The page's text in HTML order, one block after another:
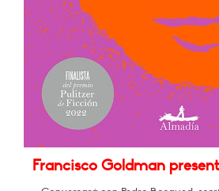
Francisco Goldman